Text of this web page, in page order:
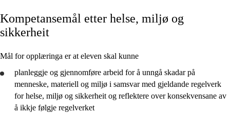
Kjerneelement
Tverrfaglege tema
Grunnleggjande ferdigheiter
Kompetansemål etter helse, miljø og
sikkerheit
Mål for opplæringa er at eleven skal kunne
planleggje og gjennomføre arbeid for å unngå skadar på
menneske, materiell og miljø i samsvar med gjeldande regelverk
for helse, miljø og sikkerheit og reflektere over konsekvensane av
å ikkje følgje regelverket